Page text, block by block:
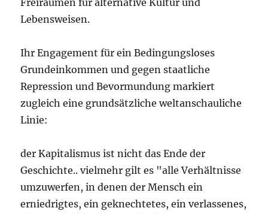
Freiräumen für alternative Kultur und
Lebensweisen.
Ihr Engagement für ein Bedingungsloses
Grundeinkommen und gegen staatliche
Repression und Bevormundung markiert
zugleich eine grundsätzliche weltanschauliche
Linie:
der Kapitalismus ist nicht das Ende der
Geschichte.. vielmehr gilt es "alle Verhältnisse
umzuwerfen, in denen der Mensch ein
erniedrigtes, ein geknechtetes, ein verlassenes,